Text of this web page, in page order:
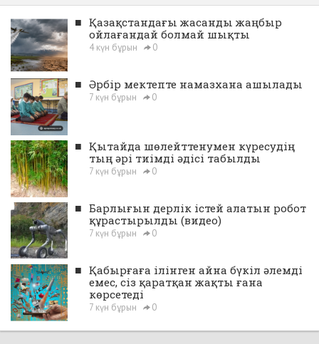
■ Қазақстандағы жасанды жаңбыр
ойлағандай болмай шықты
4 күн бұрын 0
■ Әрбір мектепте намазхана ашылады
7 күн бұрын 0
■ Қытайда шөлейттенумен күресудің
тың әрі тиімді әдісі табылды
7 күн бұрын 0
■ Барлығын дерлік істей алатын робот
құрастырылды (видео)
7 күн бұрын 0
■ Қабырғаға ілінген айна бүкіл әлемді
емес, сіз қаратқан жақты ғана
көрсетеді
7 күн бұрын 0